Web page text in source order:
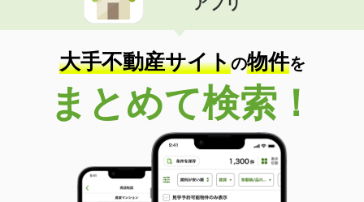
大手不動産サイトの物件を
まとめて検索！